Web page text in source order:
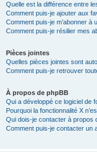
Quelle est la différence entre
Comment puis-je ajouter aux
Comment puis-je m’abonner à
Comment puis-je résilier mes
Pièces jointes
Quelles pièces jointes sont
Comment puis-je retrouver
À propos de phpBB
Qui a développé ce logiciel de
Pourquoi la fonctionnalité X
Qui dois-je contacter à propos
Comment puis-je contacter un